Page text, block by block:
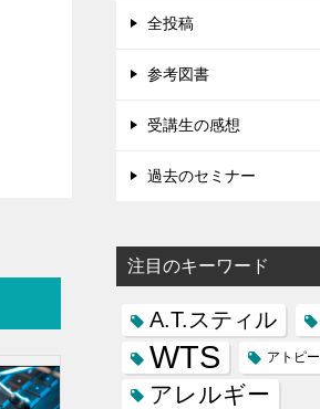
全投稿
参考図書
受講生の感想
過去のセミナー
注目のキーワード
A.T.スティル
WTS アトピー
アレルギー